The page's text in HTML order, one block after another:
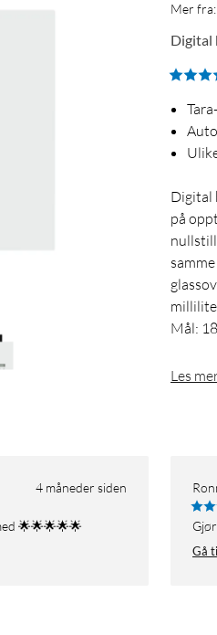
Mer fra:
Digital
Digital
på
Mål:
Les
4 måneder siden
🌟🌟🌟🌟🌟
Gå